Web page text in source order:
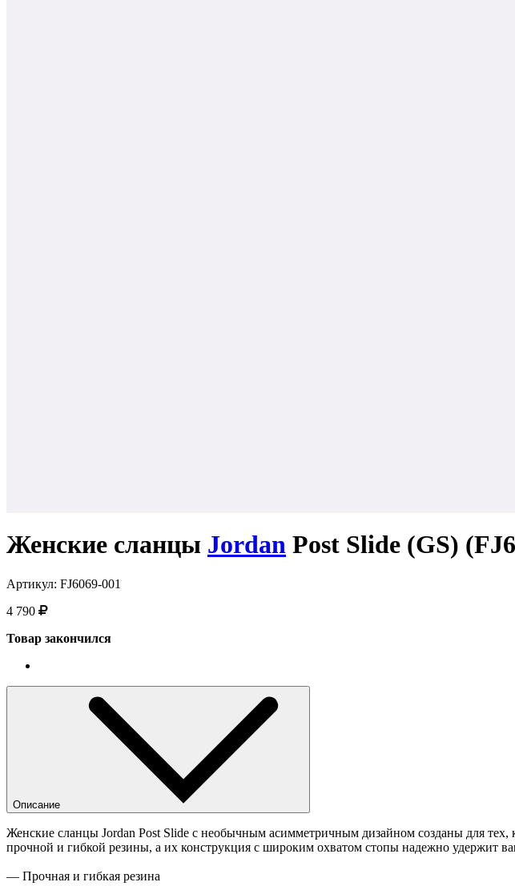
Женские сланцы Jordan Post Slide (GS)
Артикул: FJ6069-001
4 790
Товар закончился
Описание
Женские сланцы Jordan Post Slide с необычным асимметричным дизайном созданы для
прочной и гибкой резины, а их конструкция с широким охватом стопы надежно удержит
— Прочная и гибкая резина